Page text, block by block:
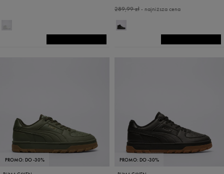
289,99 zł- najniższa cena
PROMO: DO -30% PROMO: DO -30%